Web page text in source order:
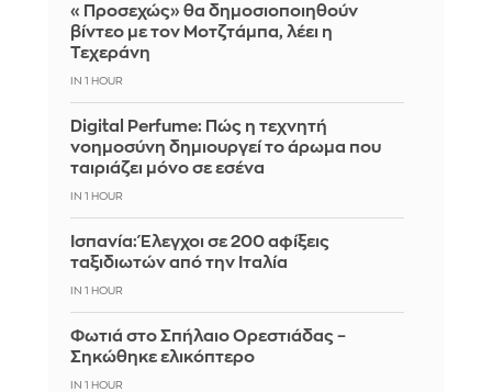
«Προσεχώς» θα δημοσιοποιηθούν
βίντεο με τον Μοτζτάμπα, λέει η
Τεχεράνη
IN 1 HOUR
Digital Perfume: Πώς η τεχνητή
νοημοσύνη δημιουργεί το άρωμα που
ταιριάζει μόνο σε εσένα
IN 1 HOUR
Ισπανία: Έλεγχοι σε 200 αφίξεις
ταξιδιωτών από την Ιταλία
IN 1 HOUR
Φωτιά στο Σπήλαιο Ορεστιάδας –
Σηκώθηκε ελικόπτερο
IN 1 HOUR